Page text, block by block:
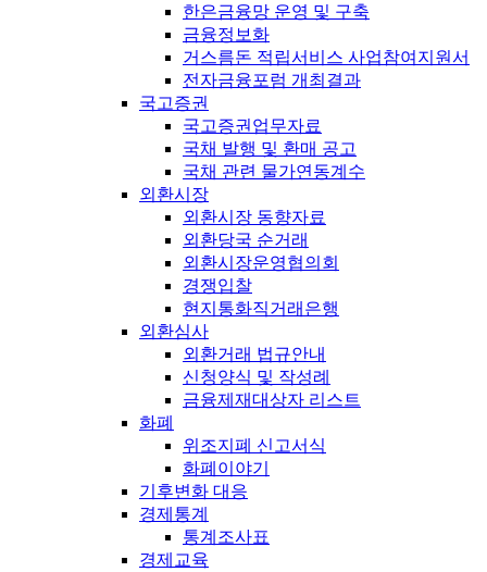
한은금융망 운영 및 구축
금융정보화
거스름돈 적립서비스 사업참여지원서
전자금융포럼 개최결과
국고증권
국고증권업무자료
국채 발행 및 환매 공고
국채 관련 물가연동계수
외환시장
외환시장 동향자료
외환당국 순거래
외환시장운영협의회
경쟁입찰
현지통화직거래은행
외환심사
외환거래 법규안내
신청양식 및 작성례
금융제재대상자 리스트
화폐
위조지폐 신고서식
화폐이야기
기후변화 대응
경제통계
통계조사표
경제교육